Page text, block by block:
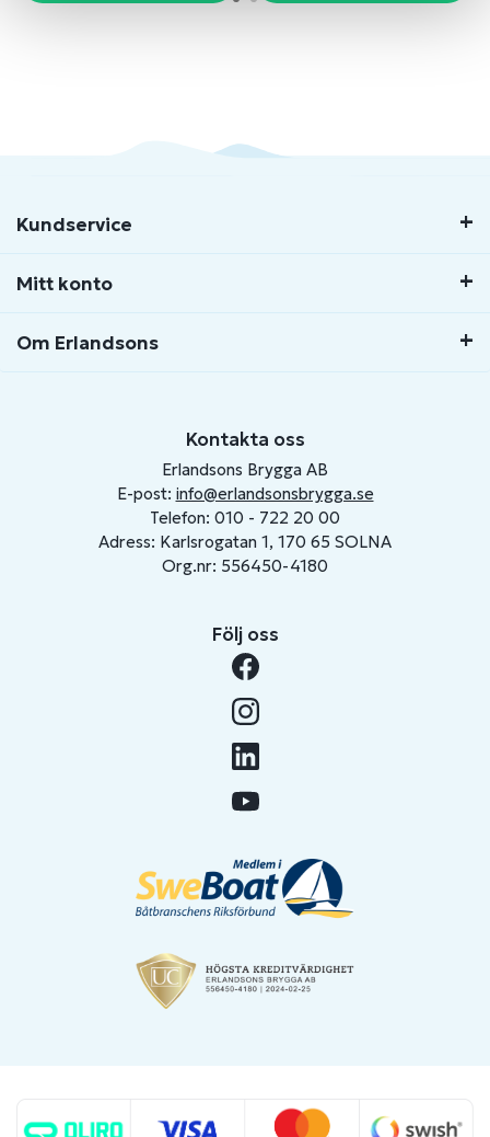
Kundservice
Mitt konto
Om Erlandsons
Kontakta oss
Erlandsons Brygga AB
E-post: info@erlandsonsbrygga.se
Telefon: 010 - 722 20 00
Adress: Karlsrogatan 1, 170 65 SOLNA
Org.nr: 556450-4180
Följ oss